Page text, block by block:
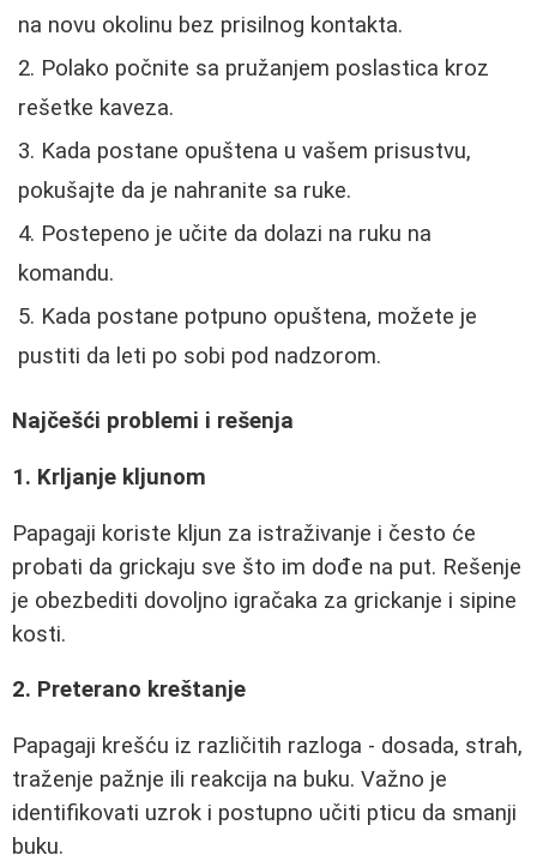
na novu okolinu bez prisilnog kontakta.
Polako počnite sa pružanjem poslastica kroz
rešetke kaveza.
Kada postane opuštena u vašem prisustvu,
pokušajte da je nahranite sa ruke.
Postepeno je učite da dolazi na ruku na
komandu.
Kada postane potpuno opuštena, možete je
pustiti da leti po sobi pod nadzorom.
Najčešći problemi i rešenja
1. Krljanje kljunom
Papagaji koriste kljun za istraživanje i često će
probati da grickaju sve što im dođe na put. Rešenje
je obezbediti dovoljno igračaka za grickanje i sipine
kosti.
2. Preterano kreštanje
Papagaji krešću iz različitih razloga - dosada, strah,
traženje pažnje ili reakcija na buku. Važno je
identifikovati uzrok i postupno učiti pticu da smanji
buku.